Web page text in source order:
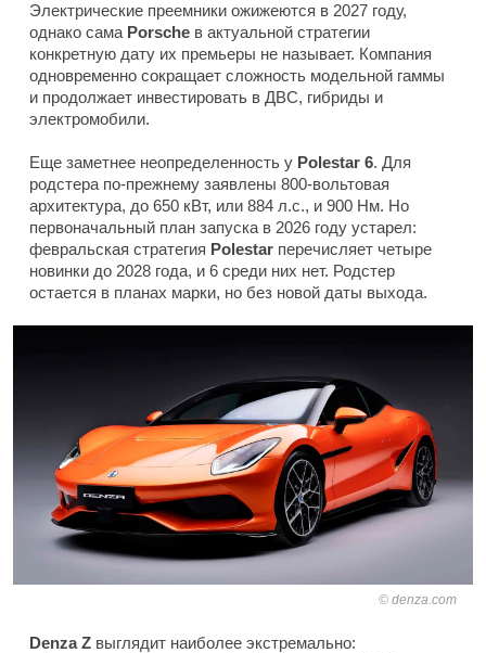
Электрические преемники ожижеются в 2027 году,
однако сама Porsche в актуальной стратегии
конкретную дату их премьеры не называет. Компания
одновременно сокращает сложность модельной гаммы
и продолжает инвестировать в ДВС, гибриды и
электромобили.
Еще заметнее неопределенность у Polestar 6. Для
родстера по-прежнему заявлены 800-вольтовая
архитектура, до 650 кВт, или 884 л.с., и 900 Нм. Но
первоначальный план запуска в 2026 году устарел:
февральская стратегия Polestar перечисляет четыре
новинки до 2028 года, и 6 среди них нет. Родстер
остается в планах марки, но без новой даты выхода.
denza.com
Denza Z выглядит наиболее экстремально: